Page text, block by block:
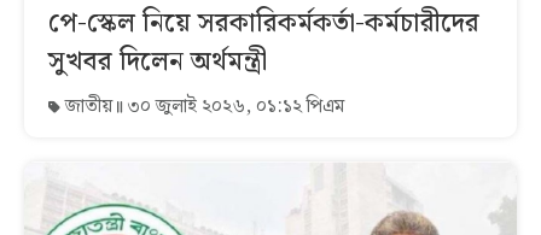
পে-স্কেল নিয়ে সরকারিকর্মকর্তা-কর্মচারীদের
সুখবর দিলেন অর্থমন্ত্রী
জাতীয় ৩০ জুলাই ২০২৬, ০১:১২ পিএম